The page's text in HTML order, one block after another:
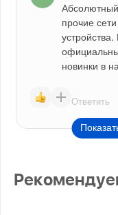
прочие
новинки в
Ответить